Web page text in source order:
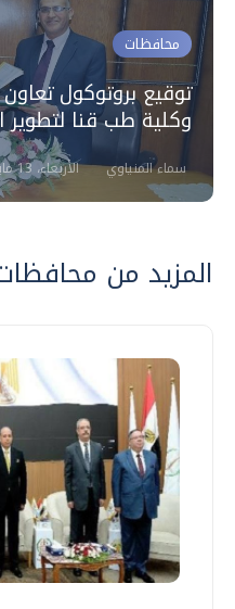
محافظات
توقيع بروتوكول
وكلية طب قنا لتطوير
سماء المنياوي الأربعاء، 13 مايو 2026 04:39 م
المزيد من